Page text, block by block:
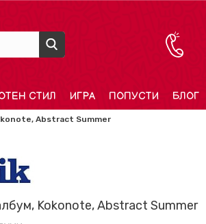
СТИЛ ИГРА ПОПУСТИ БЛОГ
Abstract Summer
Kokonote, Abstract Summer